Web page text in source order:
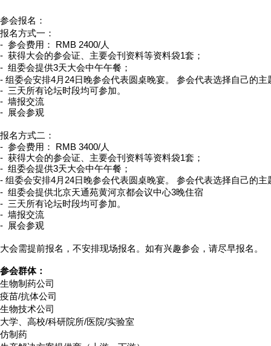
参会报名：
报名方式一：
- 参会费用： RMB 2400/人
- 获得大会的参会证、主要会刊资料等资料袋1套；
- 组委会提供3天大会中午午餐；
- 组委会安排4月24日晚参会代表圆桌晚宴。 参会代表选择自己的
- 三天所有论坛时段均可参加。
- 墙报交流
- 展会参观
报名方式二：
- 参会费用： RMB 3400/人
- 获得大会的参会证、主要会刊资料等资料袋1套；
- 组委会提供3天大会中午午餐；
- 组委会安排4月24日晚参会代表圆桌晚宴。 参会代表选择自己的
- 组委会提供北京天通苑黄河京都会议中心3晚住宿
- 三天所有论坛时段均可参加。
- 墙报交流
- 展会参观
大会需提前报名，不安排现场报名。 如有兴趣参会，请尽早报名。
参会群体：
生物制药公司
疫苗/抗体公司
生物技术公司
大学、高校/科研院所/医院/实验室
仿制药